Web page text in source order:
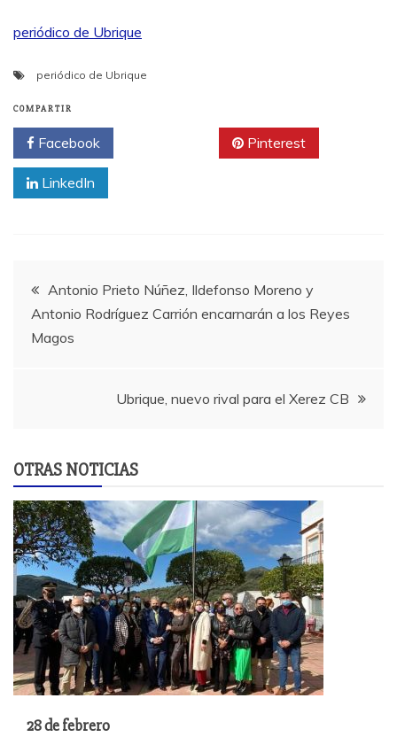
periódico de Ubrique
periódico de Ubrique
COMPARTIR
Facebook Pinterest
LinkedIn
Navegación
de
Antonio Prieto Núñez, Ildefonso Moreno y
Antonio Rodríguez Carrión encarnarán a los Reyes
Magos
Ubrique, nuevo rival para el Xerez CB
OTRAS NOTICIAS
28 de febrero